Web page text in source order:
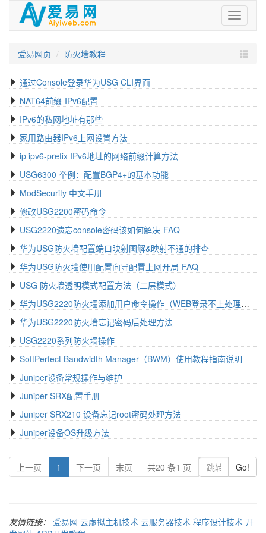
爱
易
爱易网页
防火墙教程
通过Console登录华为USG CLI界面
NAT64前缀-IPv6配置
IPv6的私网地址有那些
家用路由器IPv6上网设置方法
ip ipv6-prefix IPv6地址的网络前缀计算方法
USG6300 举例：配置BGP4+的基本功能
ModSecurity 中文手册
修改USG2200密码命令
USG2220遗忘console密码该如何解决-FAQ
华为USG防火墙配置端口映射图解&映射不通的排查
华为USG防火墙使用配置向导配置上网开局-FAQ
USG 防火墙透明模式配置方法（二层模式）
华为USG2220防火墙添加用户命令操作（WEB登录不上处理方法）
华为USG2220防火墙忘记密码后处理方法
USG2220系列防火墙操作
SoftPerfect Bandwidth Manager（BWM）使用教程指南说明
Juniper设备常规操作与维护
Juniper SRX配置手册
Juniper SRX210 设备忘记root密码处理方法
Juniper设备OS升级方法
上一页 1 (current)
下一页 末页 共20 条1 页 Go!
友情链接： 爱易网 云虚拟主机技术 云服务器技术 程序设计技术 开